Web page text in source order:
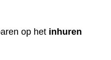
op het inhuren